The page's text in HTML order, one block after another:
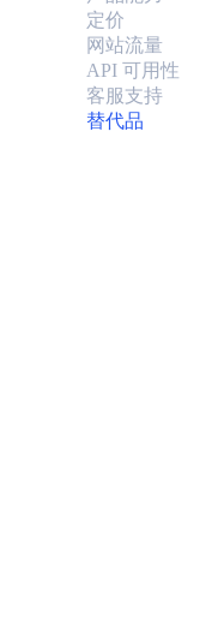
定价
网站流量
API 可用性
客服支持
替代品